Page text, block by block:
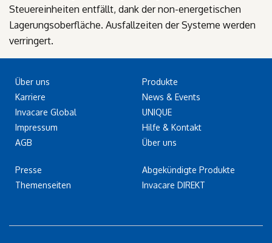
Steuereinheiten entfällt, dank der non-energetischen
Lagerungsoberfläche. Ausfallzeiten der Systeme werden
verringert.
Über uns
Karriere
Invacare Global
Impressum
AGB
Presse
Themenseiten
Produkte
News & Events
UNIQUE
Hilfe & Kontakt
Über uns
Abgekündigte Produkte
Invacare DIREKT